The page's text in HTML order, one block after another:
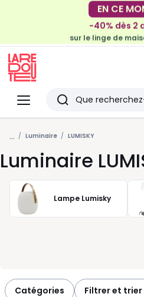
EN CE
-30€ tous
-40% dès 2
sur le linge de
Menu
Redoute
Rechercher
Derniers
articles
vus
... Luminaire LUMISKY
Luminaire
Lampe Lumisky
Catégories Filtrer et trier